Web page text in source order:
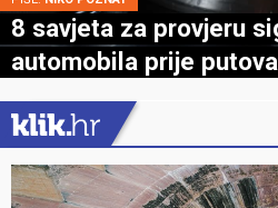
8 savjeta za provjeru
automobila prije